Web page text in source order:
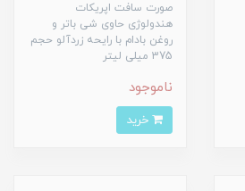
صورت سافت اپریکات
هندولوژی حاوی شی باتر و
روغن بادام با رایحه زردآلو حجم
375 میلی لیتر
ناموجود